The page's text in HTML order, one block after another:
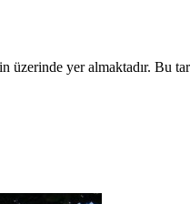
üzerinde yer almaktadır. Bu